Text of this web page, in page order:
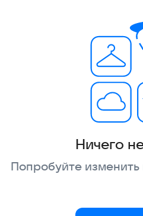
Ничего
Попробуйте